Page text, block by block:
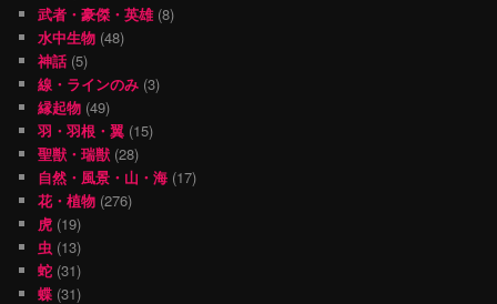
武者・豪傑・英雄(8)
水中生物 (48)
神話 (5)
線・ラインのみ (3)
縁起物 (49)
羽・羽根・翼 (15)
聖獣・瑞獣 (28)
自然・風景・山・海 (17)
花・植物 (276)
虎 (19)
虫 (13)
蛇 (31)
蝶 (31)